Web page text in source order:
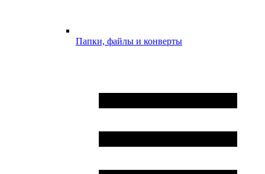
Папки, файлы и конверты